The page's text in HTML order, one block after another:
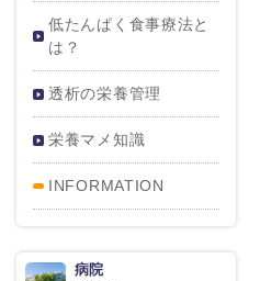
低たんぱく食事療法と
は？
透析の栄養管理
栄養マメ知識
INFORMATION
病院